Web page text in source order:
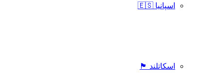
اسپانیا 🇪🇸
اسکاتلند 🏴󠁧󠁢󠁳󠁣󠁴󠁿